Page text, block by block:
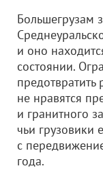
Большегрузам
и оно
состоянии.
не нравятся
и гранитного
чьи грузовики
с
года.